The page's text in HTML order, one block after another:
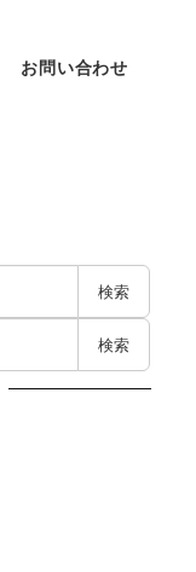
お問い合わせ
検索
検索